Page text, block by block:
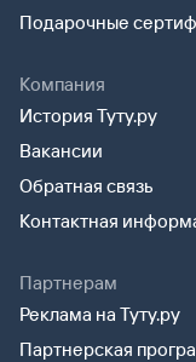
Подарочные
Компания
История Туту.ру
Вакансии
Обратная связь
Контактная
Партнерам
Реклама на Туту.ру
Партнерская